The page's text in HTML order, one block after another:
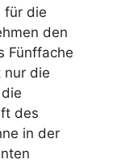
für die
den
Fünffache
nur die
des
in der